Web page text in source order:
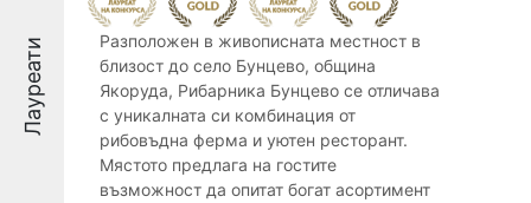
Лауреати
Разположен в живописната местност в
близост до село Бунцево, община
Якоруда, Рибарника Бунцево се отличава
с уникалната си комбинация от
рибовъдна ферма и уютен ресторант.
Мястото предлага на гостите
възможност да опитат богат асортимент